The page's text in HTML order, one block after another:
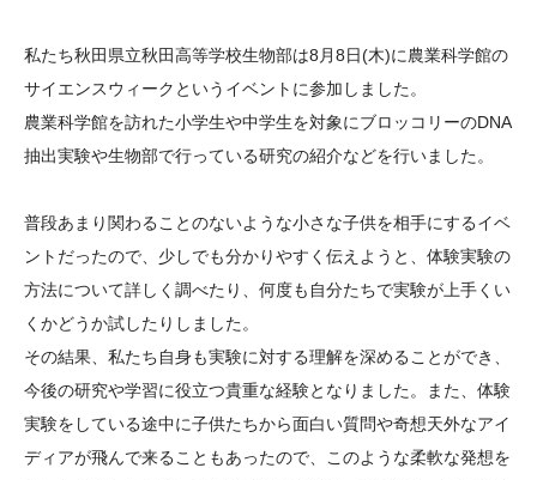
役員・評議員 公開情報
年報一覧 中谷財団レポート
大学院生奨学金
国際学生交流プログラ
ム
科学教育振興助成・
ログラム助成
アクセス よくあるご質問
サイトマップ 中谷財団アーカイブ
日本語 English マイページ
私たち秋田県立秋田高等学校生物部は8月8日(木)に農業科学館の
サイエンスウィークというイベントに参加しました。
農業科学館を訪れた小学生や中学生を対象にブロッコリーのDNA
抽出実験や生物部で行っている研究の紹介などを行いました。
普段あまり関わることのないような小さな子供を相手にするイベ
ントだったので、少しでも分かりやすく伝えようと、体験実験の
方法について詳しく調べたり、何度も自分たちで実験が上手くい
くかどうか試したりしました。
その結果、私たち自身も実験に対する理解を深めることができ、
今後の研究や学習に役立つ貴重な経験となりました。また、体験
実験をしている途中に子供たちから面白い質問や奇想天外なアイ
ディアが飛んで来ることもあったので、このような柔軟な発想を